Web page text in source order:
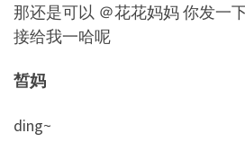
那还是可以 ＠花花妈妈 你发一
接给我一哈呢
皙妈
ding~